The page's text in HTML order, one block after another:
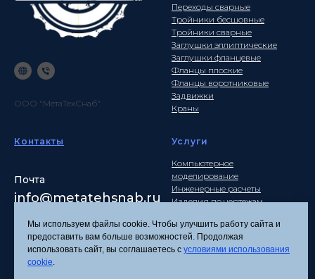
ООО "МетаТехСнаб"
Переходы сварные
Тройники бесшовные
Тройники сварные
Заглушки эллиптические
Заглушки фланцевые
Фланцы плоские
Фланцы воротниковые
Задвижки
Краны
Контакты
Почта
info@metatehsnab.ru
Услуги
Компьютерное
моделирование
Инженерные расчеты
Изделия по чертежам
Политика
Мы используем файлы cookie. Чтобы улучшить работу сайта и
предоставить вам больше возможностей. Продолжая
использовать сайт, вы соглашаетесь с условиями использования
cookie.